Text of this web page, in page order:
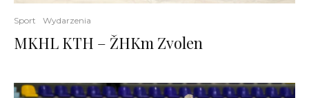
Sport Wydarzenia
MKHL KTH – ŽHKm Zvolen